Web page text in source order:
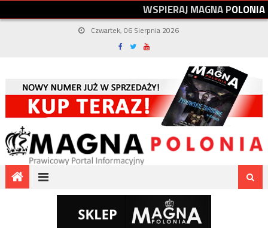
WSPIERAJMAGNAPOLONIA
Czwartek, 06 Sierpnia 2026